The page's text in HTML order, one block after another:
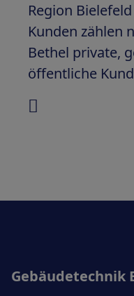
Region
Kunden zählen
Bethel private,
öffentliche
Gebäudetechnik